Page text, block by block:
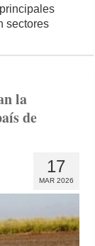
sectores
la
de
17
MAR 2026